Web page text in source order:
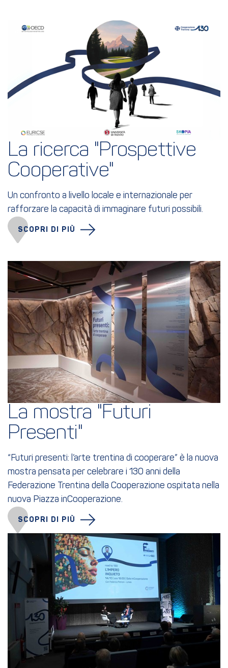
La ricerca "Prospettive
Cooperative"
Un confronto a livello locale e internazionale per
rafforzare la capacità di immaginare futuri possibili.
SCOPRI DI PIÙ
La mostra "Futuri
Presenti"
“Futuri presenti: l’arte trentina di cooperare” è la nuova
mostra pensata per celebrare i 130 anni della
Federazione Trentina della Cooperazione ospitata nella
nuova Piazza inCooperazione.
SCOPRI DI PIÙ